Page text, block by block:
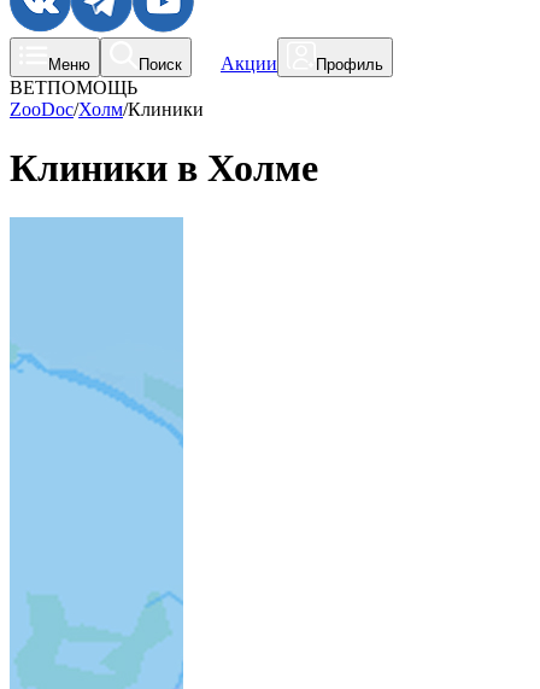
Меню Поиск Акции Профиль
ВЕТПОМОЩЬ
ZooDoc/Холм/Клиники
Клиники в Холме